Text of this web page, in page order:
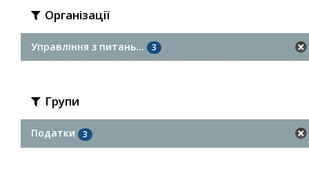
Організації
Управління з питань... 3
Групи
Податки 3